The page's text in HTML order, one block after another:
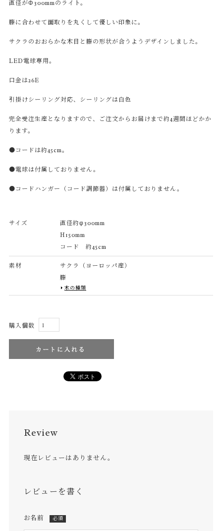
直径がΦ300mmのライト。
籐に合わせて面取りを丸くして優しい印象に。
サクラのおおらかな木目と籐の形状が合うようデザインしました。
LED電球専用。
口金は26E
引掛けシーリング対応、シーリングは白色
完全受注生産となりますので、ご注文からお届けまで約4週間ほどかか
ります。
●コードは約45cm。
●電球は付属しておりません。
●コードハンガー（コード調節器）は付属しておりません。
サイズ
直径約φ300mm
H150mm
コード 約45cm
素材
サクラ（ヨーロッパ産）
籐
木の種類
購入個数
Review
現在レビューはありません。
レビューを書く
お名前 必須